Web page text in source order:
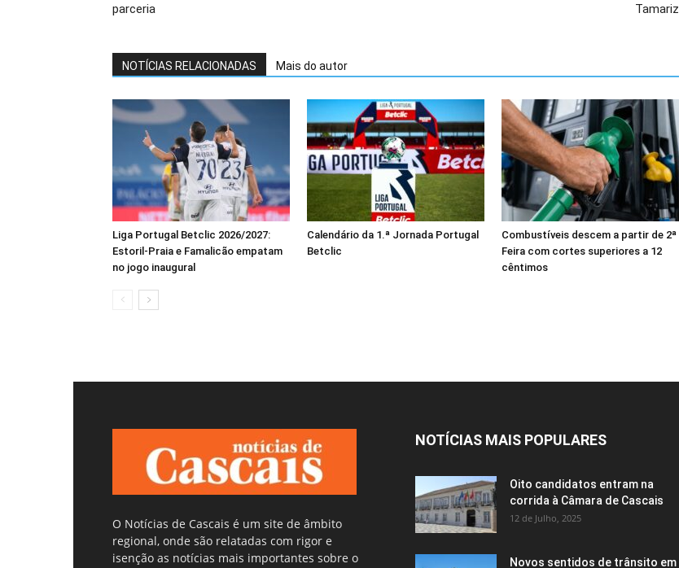
parceria
Tamariz
NOTÍCIAS RELACIONADAS Mais do autor
Liga Portugal Betclic 2026/2027:
Estoril-Praia e Famalicão empatam
no jogo inaugural
Calendário da 1.ª Jornada Portugal
Betclic
Combustíveis descem a partir de 2ª
Feira com cortes superiores a 12
cêntimos
O Notícias de Cascais é um site de âmbito
regional, onde são relatadas com rigor e
isenção as notícias mais importantes sobre o
NOTÍCIAS MAIS POPULARES
Oito candidatos entram na
corrida à Câmara de Cascais
12 de Julho, 2025
Novos sentidos de trânsito em